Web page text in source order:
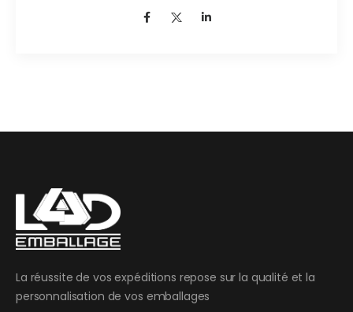
La réussite de vos expéditions repose sur la qualité et la
personnalisation de vos emballages